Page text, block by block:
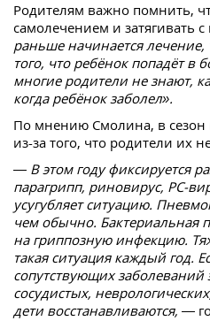
Родителям важно помнить,
самолечением и затягивать
раньше начинается
того, что ребёнок попадёт в
многие родители не знают,
когда ребёнок заболел».
По мнению Смолина, в
из-за того, что родители их
— В этом году фиксируется
парагрипп, риновирус, РС-
усугубляет ситуацию.
чем обычно. Бактериальная
на гриппозную инфекцию.
такая ситуация каждый год.
сопутствующих
сосудистых,
дети восстанавливаются, —